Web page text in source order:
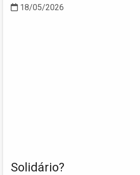
18/05/2026
Solidário?